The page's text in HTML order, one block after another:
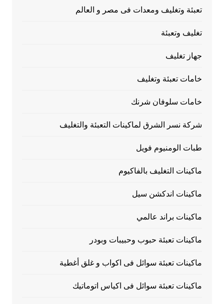
تعبئة وتغليف ومعدات فى مصر و العالم
تغليف وتعبئة
جهاز تغليف
خامات تعبئة وتغليف
خامات سلوفان شرنك
شركة نسر الشرق لماكينات التعبئة والتغليف
طبات الومنيوم فويل
ماكينات التغليف بالفاكيوم
ماكينات اندكشن سيل
ماكينات براند عالمي
ماكينات تعبئة حبوب وحبيبات وبودر
ماكينات تعبئة سوائل فى اكواب و غلق أغطية
ماكينات تعبئة سوائل فى اكياس اتوماتيك